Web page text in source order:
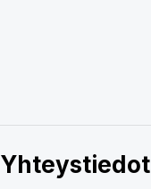
Yhteystiedot